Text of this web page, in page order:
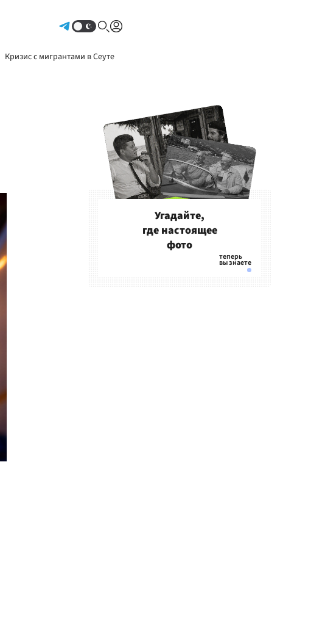
Кризис с мигрантами в Сеуте
Угадайте,
где настоящее
фото